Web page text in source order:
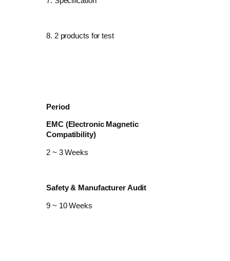
8. 2 products for test
Period
EMC (Electronic Magnetic
Compatibility)
2 ~ 3 Weeks
Safety & Manufacturer Audit
9 ~ 10 Weeks